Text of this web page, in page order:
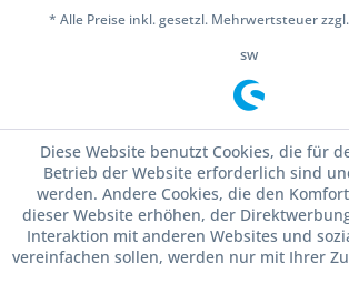
* Alle Preise inkl. gesetzl. Mehrwertsteuer zzgl.
sw
Diese Website benutzt Cookies, die für
Betrieb der Website erforderlich sind
werden. Andere Cookies, die den
dieser Website erhöhen, der
Interaktion mit anderen Websites und
vereinfachen sollen, werden nur mit Ihrer